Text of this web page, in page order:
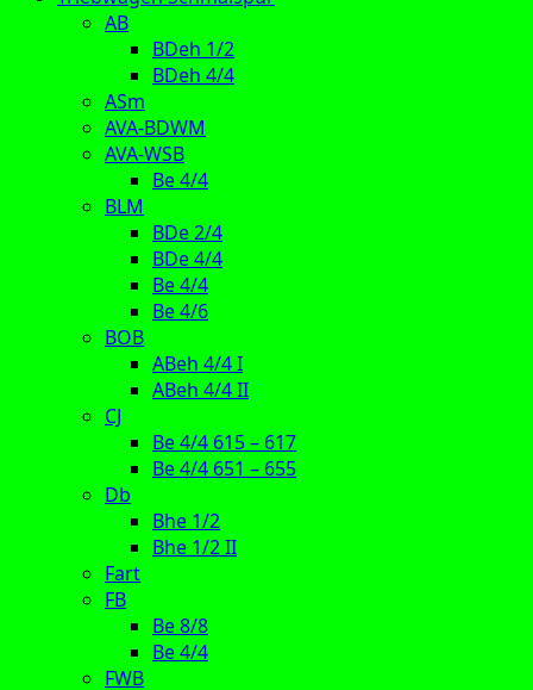
AB
BDeh 1/2
BDeh 4/4
ASm
AVA-BDWM
AVA-WSB
Be 4/4
BLM
BDe 2/4
BDe 4/4
Be 4/4
Be 4/6
BOB
ABeh 4/4 I
ABeh 4/4 II
CJ
Be 4/4 615 – 617
Be 4/4 651 – 655
Db
Bhe 1/2
Bhe 1/2 II
Fart
FB
Be 8/8
Be 4/4
FWB